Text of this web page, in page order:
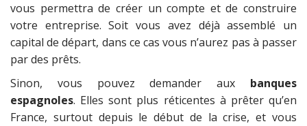
vous permettra de créer un compte et de construire
votre entreprise. Soit vous avez déjà assemblé un
capital de départ, dans ce cas vous n’aurez pas à passer
par des prêts.
Sinon, vous pouvez demander aux banques
espagnoles. Elles sont plus réticentes à prêter qu’en
France, surtout depuis le début de la crise, et vous